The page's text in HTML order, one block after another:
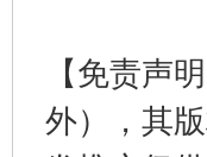
【免责声
外），其